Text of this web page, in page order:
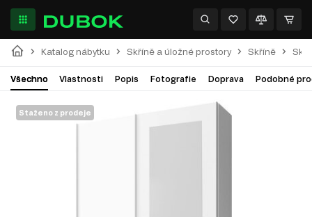
Katalog nábytku Skříně a úložné prostory Skříně
Všechno Vlastnosti Popis Fotografie Doprava Podobné
Staženo z prodeje